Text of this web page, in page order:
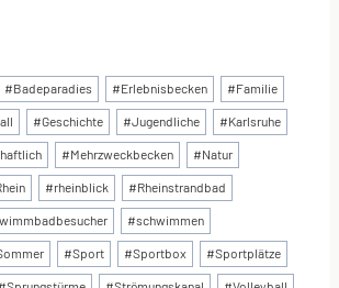
#Badeparadies #Erlebnisbecken #Familie
#Geschichte #Jugendliche #Karlsruhe
#Mehrzweckbecken #Natur
#rheinblick #Rheinstrandbad
#schwimmen
#Sport #Sportbox #Sportplätze